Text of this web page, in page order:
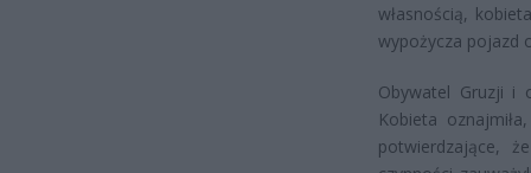
własnością,
wypożycza pojazd
Obywatel Gruzji i
Kobieta
potwierdzające,